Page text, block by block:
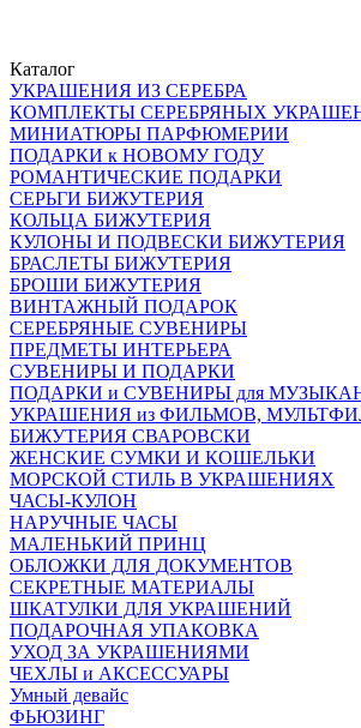
Каталог
УКРАШЕНИЯ ИЗ СЕРЕБРА
КОМПЛЕКТЫ СЕРЕБРЯНЫХ
МИНИАТЮРЫ ПАРФЮМЕРИИ
ПОДАРКИ к НОВОМУ ГОДУ
РОМАНТИЧЕСКИЕ ПОДАРКИ
СЕРЬГИ БИЖУТЕРИЯ
КОЛЬЦА БИЖУТЕРИЯ
КУЛОНЫ И ПОДВЕСКИ БИЖУТЕРИЯ
БРАСЛЕТЫ БИЖУТЕРИЯ
БРОШИ БИЖУТЕРИЯ
ВИНТАЖНЫЙ ПОДАРОК
СЕРЕБРЯНЫЕ СУВЕНИРЫ
ПРЕДМЕТЫ ИНТЕРЬЕРА
СУВЕНИРЫ И ПОДАРКИ
ПОДАРКИ и СУВЕНИРЫ для
УКРАШЕНИЯ из ФИЛЬМОВ,
БИЖУТЕРИЯ СВАРОВСКИ
ЖЕНСКИЕ СУМКИ И КОШЕЛЬКИ
МОРСКОЙ СТИЛЬ В УКРАШЕНИЯХ
ЧАСЫ-КУЛОН
НАРУЧНЫЕ ЧАСЫ
МАЛЕНЬКИЙ ПРИНЦ
ОБЛОЖКИ ДЛЯ ДОКУМЕНТОВ
СЕКРЕТНЫЕ МАТЕРИАЛЫ
ШКАТУЛКИ ДЛЯ УКРАШЕНИЙ
ПОДАРОЧНАЯ УПАКОВКА
УХОД ЗА УКРАШЕНИЯМИ
ЧEХЛЫ и АКСЕССУАРЫ
Умный девайс
ФЬЮЗИНГ